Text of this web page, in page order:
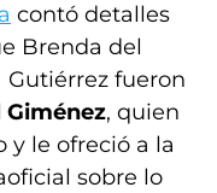
contó detalles
Brenda del
Gutiérrez fueron
Giménez, quien
y le ofreció a la
sobre lo